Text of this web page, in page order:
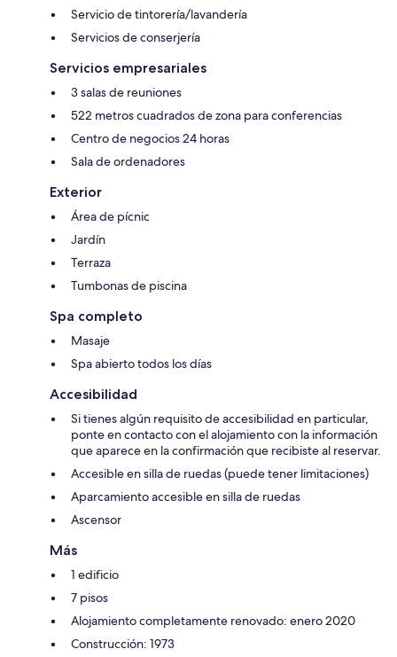
Servicio de tintorería/lavandería
Servicios de conserjería
Servicios empresariales
3 salas de reuniones
522 metros cuadrados de zona para conferencias
Centro de negocios 24 horas
Sala de ordenadores
Exterior
Área de pícnic
Jardín
Terraza
Tumbonas de piscina
Spa completo
Masaje
Spa abierto todos los días
Accesibilidad
Si tienes algún requisito de accesibilidad en particular,
ponte en contacto con el alojamiento con la información
que aparece en la confirmación que recibiste al reservar.
Accesible en silla de ruedas (puede tener limitaciones)
Aparcamiento accesible en silla de ruedas
Ascensor
Más
1 edificio
7 pisos
Alojamiento completamente renovado: enero 2020
Construcción: 1973